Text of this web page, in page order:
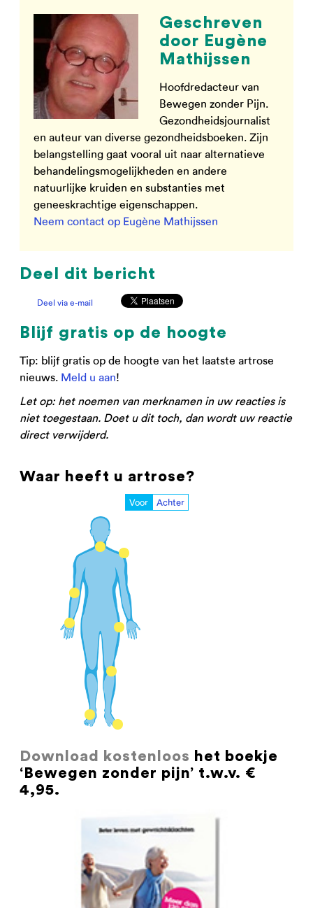
Geschreven
door Eugène
Mathijssen
Hoofdredacteur van
Bewegen zonder Pijn.
Gezondheidsjournalist
en auteur van diverse gezondheidsboeken. Zijn
belangstelling gaat vooral uit naar alternatieve
behandelingsmogelijkheden en andere
natuurlijke kruiden en substanties met
geneeskrachtige eigenschappen.
Neem contact op Eugène Mathijssen
Deel dit bericht
Deel via e-mail
Blijf gratis op de hoogte
Tip: blijf gratis op de hoogte van het laatste artrose
nieuws. Meld u aan!
Let op: het noemen van merknamen in uw reacties is
niet toegestaan. Doet u dit toch, dan wordt uw reactie
direct verwijderd.
Waar heeft u artrose?
Voor Achter
Download kostenloos het boekje
‘Bewegen zonder pijn’ t.w.v. €
4,95.